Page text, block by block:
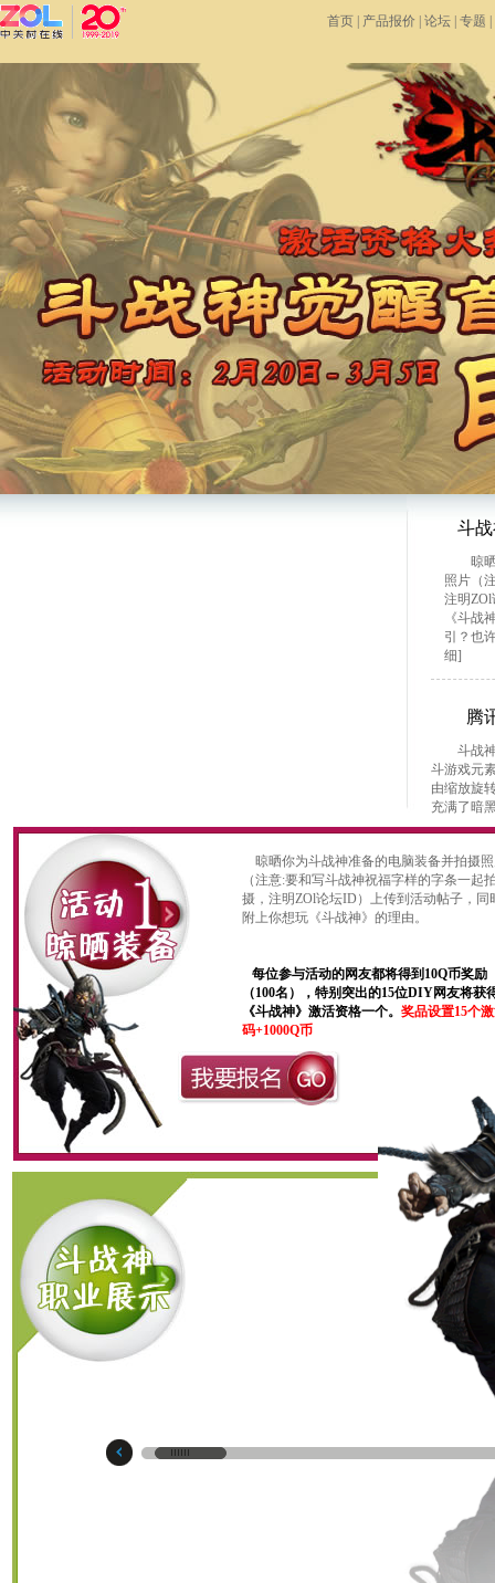
首页 产品报价 |论坛 |专题
斗
晾晒
照片（
注明
《斗战
引？也
细]
腾
斗战神
斗游戏元
由缩放旋
充满了暗
晾晒你为斗战神准备的电脑装备并拍摄
（注意:要和写斗战神祝福字样的字条一起
摄，注明ZOl论坛ID）上传到活动帖子，同
附上你想玩《斗战神》的理由。
每位参与活动的网友都将得到10Q币奖励
（100名），特别突出的15位DIY网友将获
《斗战神》激活资格一个。 奖品设置15个
码+1000Q币